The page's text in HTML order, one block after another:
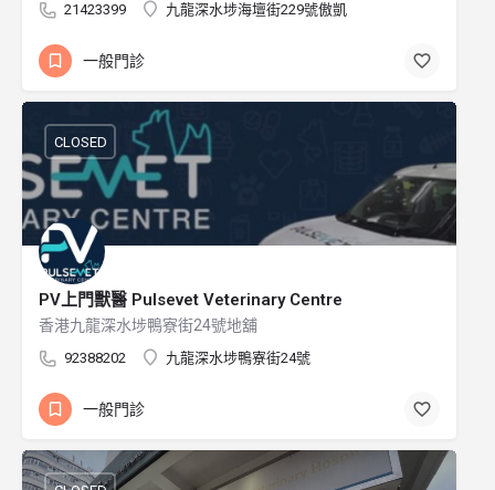
21423399 九龍深水埗海壇街229號傲凱
一般門診
PV上門獸醫 Pulsevet Veterinary Centre
香港九龍深水埗鴨寮街24號地舖
92388202 九龍深水埗鴨寮街24號
CLOSED
一般門診